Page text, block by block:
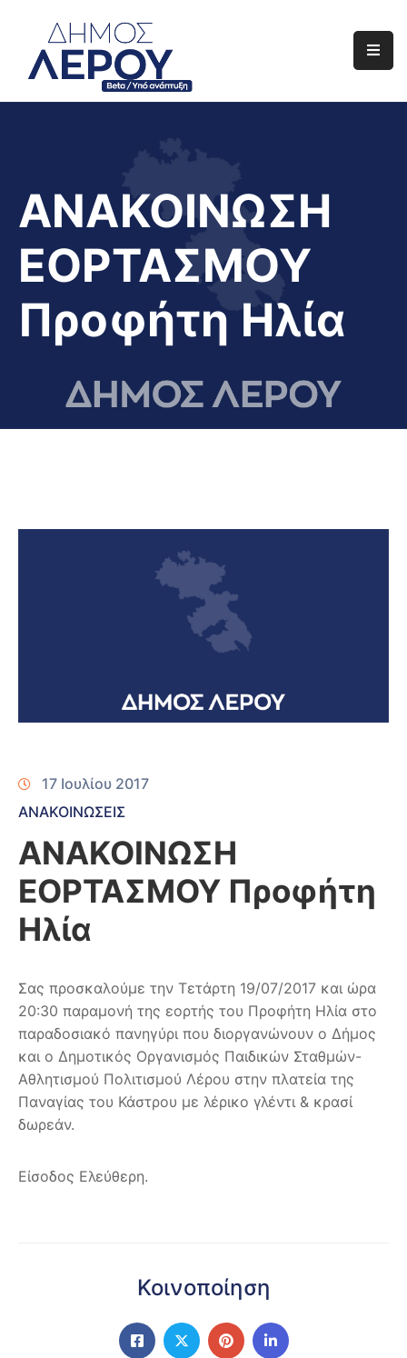
Αρχική
Διαφάνεια
Το
Νησί
Μας
ΑΝΑΚΟΙΝΩΣΗ
ΕΟΡΤΑΣΜΟΥ
Προφήτη Ηλία
17 Ιουλίου 2017
ΑΝΑΚΟΙΝΩΣΕΙΣ
ΑΝΑΚΟΙΝΩΣΗ
ΕΟΡΤΑΣΜΟΥ Προφήτη
Ηλία
Σας προσκαλούμε την Τετάρτη 19/07/2017 και ώρα
20:30 παραμονή της εορτής του Προφήτη Ηλία στο
παραδοσιακό πανηγύρι που διοργανώνουν ο Δήμος
και ο Δημοτικός Οργανισμός Παιδικών Σταθμών-
Αθλητισμού Πολιτισμού Λέρου στην πλατεία της
Παναγίας του Κάστρου με λέρικο γλέντι & κρασί
δωρεάν.
Είσοδος Ελεύθερη.
Κοινοποίηση